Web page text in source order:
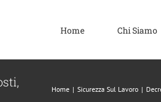
Home Chi Siamo
Home | Sicurezza Sul Lavoro |